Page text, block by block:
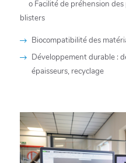
o Facilité de préhension des
blisters
Biocompatibilité des
Développement durable :
épaisseurs, recyclage